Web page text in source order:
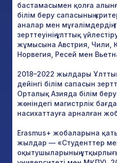
бастамасымен қолға
білім беру сапасының
аналар мен мұғалімдердің
зерттеуінің ұлттық
жұмысына Австрия, Чили,
Норвегия, Ресей мен
2018–2022 жылдары
дейінгі білім сапасын
Орталық Азияда білім
жөніндегі магистрлік
насихаттауға арналған
Erasmus+ жобаларына
жылдар — «Студенттер
оқытушыларының